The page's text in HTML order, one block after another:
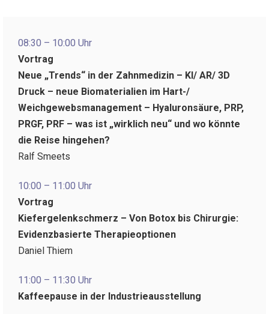
08:30 – 10:00 Uhr
Vortrag
Neue „Trends“ in der Zahnmedizin – KI/ AR/ 3D
Druck – neue Biomaterialien im Hart-/
Weichgewebsmanagement – Hyaluronsäure, PRP,
PRGF, PRF – was ist „wirklich neu“ und wo könnte
die Reise hingehen?
Ralf Smeets
10:00 – 11:00 Uhr
Vortrag
Kiefergelenkschmerz – Von Botox bis Chirurgie:
Evidenzbasierte Therapieoptionen
Daniel Thiem
11:00 – 11:30 Uhr
Kaffeepause in der Industrieausstellung